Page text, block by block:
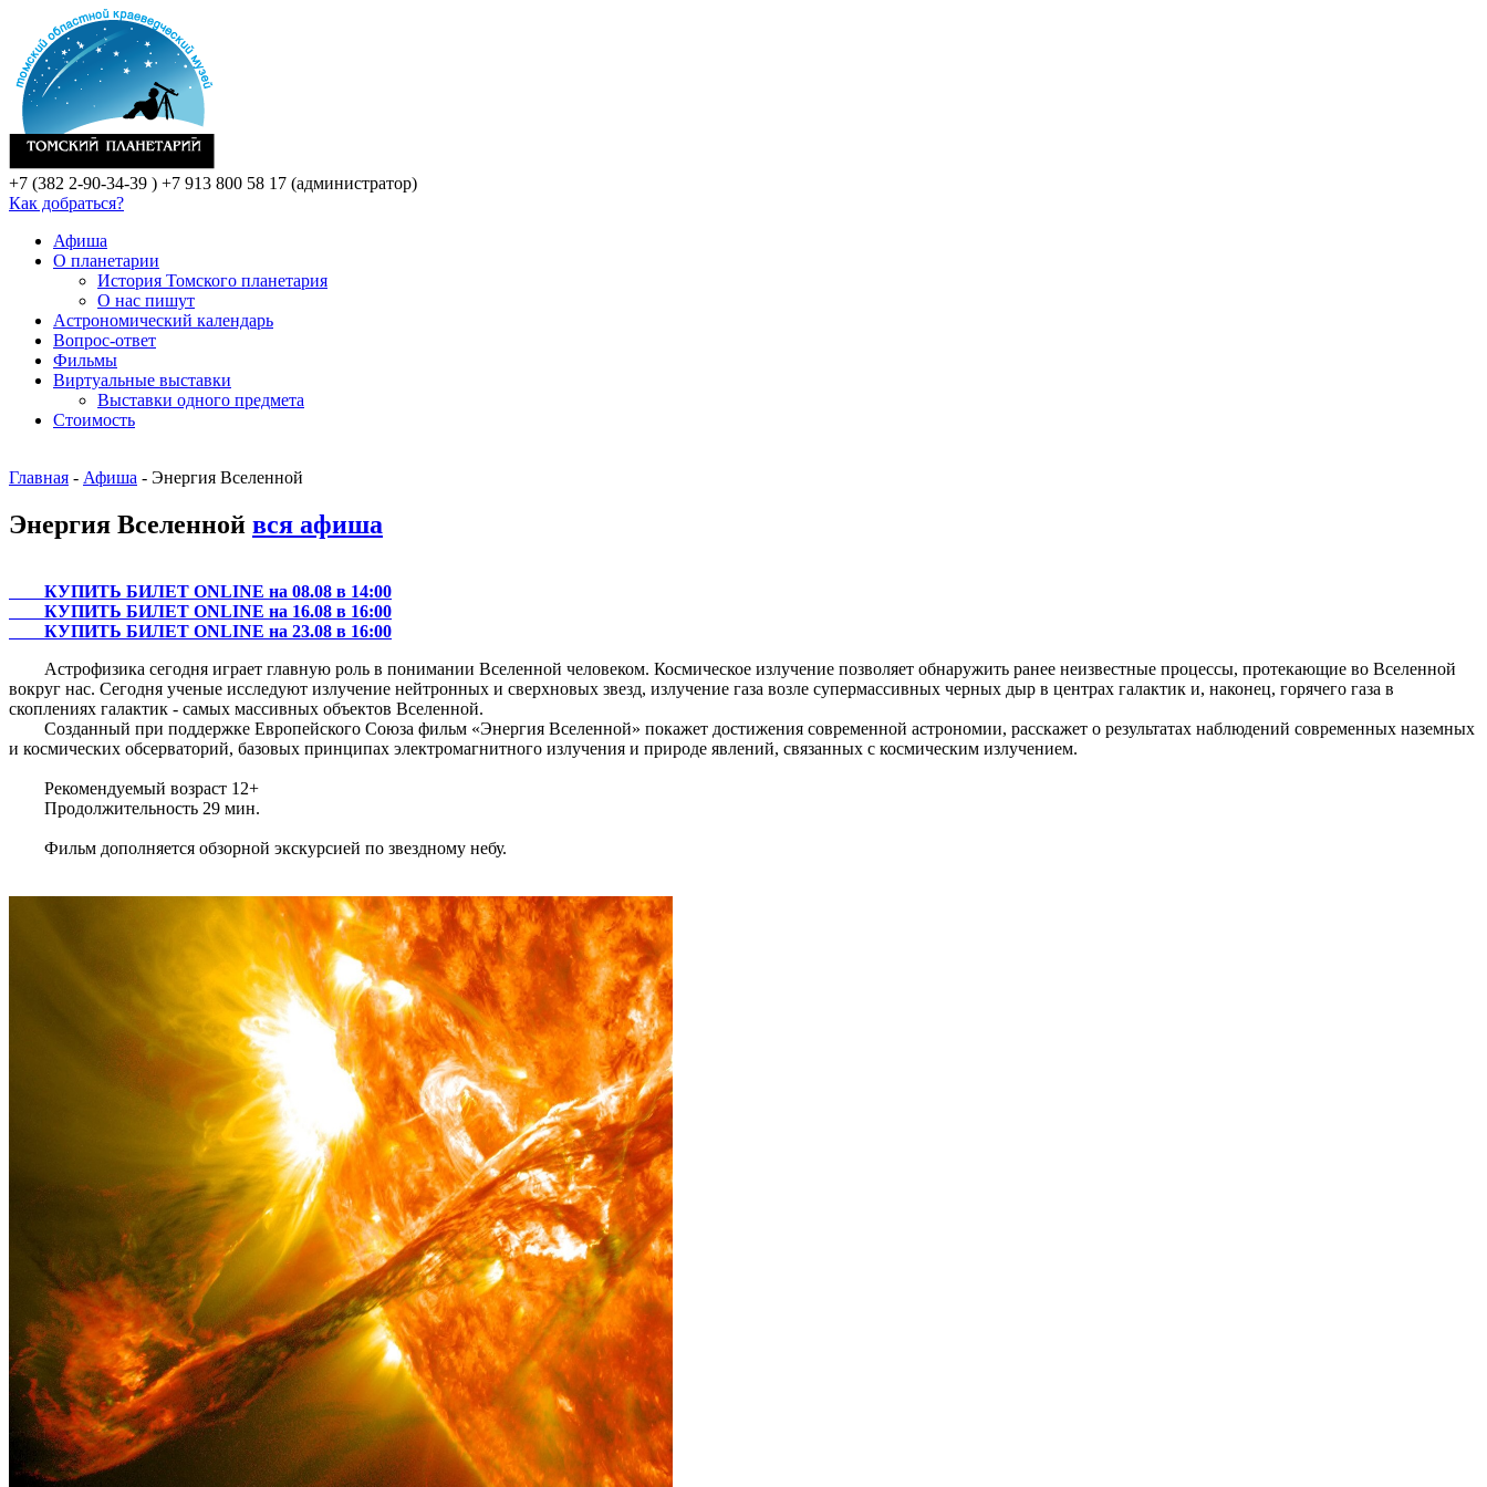
+7 (382 2-90-34-39 ) +7 913 800 58 17 (администратор)
Как добраться?
Афиша
О планетарии
История Томского планетария
О нас пишут
Астрономический календарь
Вопрос-ответ
Фильмы
Виртуальные выставки
Выставки одного предмета
Стоимость
Главная - Афиша - Энергия Вселенной
Энергия Вселенной вся афиша
КУПИТЬ БИЛЕТ ONLINE на 08.08 в 14:00
КУПИТЬ БИЛЕТ ONLINE на 16.08 в 16:00
КУПИТЬ БИЛЕТ ONLINE на 23.08 в 16:00
Астрофизика сегодня играет главную роль в понимании Вселенной человеком. Космическое излучение позволяет обнаружить ранее неизвестные процессы, протекающие во Вселенной
вокруг нас. Сегодня ученые исследуют излучение нейтронных и сверхновых звезд, излучение газа возле супермассивных черных дыр в центрах галактик и, наконец, горячего газа в
скоплениях галактик - самых массивных объектов Вселенной.
Созданный при поддержке Европейского Союза фильм «Энергия Вселенной» покажет достижения современной астрономии, расскажет о результатах наблюдений современных наземных
и космических обсерваторий, базовых принципах электромагнитного излучения и природе явлений, связанных с космическим излучением.
Рекомендуемый возраст 12+
Продолжительность 29 мин.
Фильм дополняется обзорной экскурсией по звездному небу.